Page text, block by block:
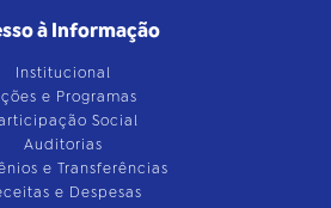
à Informação
Institucional
e Programas
Social
Auditorias
e Transferências
e Despesas